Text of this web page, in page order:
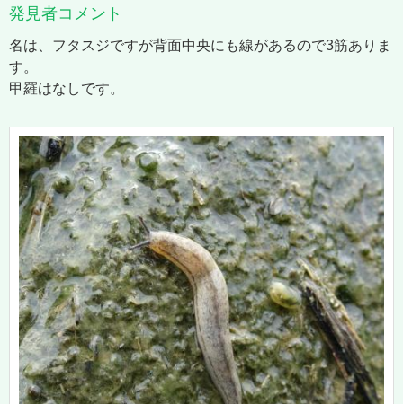
発見者コメント
名は、フタスジですが背面中央にも線があるので3筋ありま
す。
甲羅はなしです。